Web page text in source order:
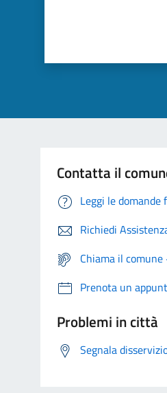
Contatta il
Leggi le domande
Richiedi
Chiama il
Prenota un
Problemi in città
Segnala